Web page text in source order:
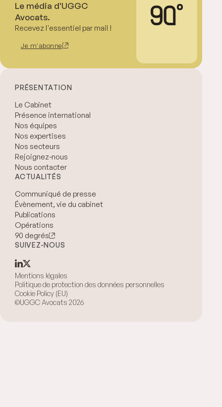
Le média d'UGGC
Avocats.
Recevez l'essentiel par mail !
Je m'abonne
PRÉSENTATION
Le Cabinet
Présence international
Nos équipes
Nos expertises
Nos secteurs
Rejoignez-nous
Nous contacter
ACTUALITÉS
Communiqué de presse
Évènement, vie du cabinet
Publications
Opérations
90 degrés
SUIVEZ-NOUS
Mentions légales
Politique de protection des données personnelles
Cookie Policy (EU)
©UGGC Avocats 2026